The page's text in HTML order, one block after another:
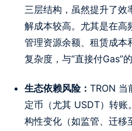
三层结构，虽然提升了效
解成本较高。尤其是在高
管理资源余额、租赁成本
复杂度，与“直接付Gas”
生态依赖风险：TRON 当
定币（尤其 USDT）转
构性变化（如监管、迁移